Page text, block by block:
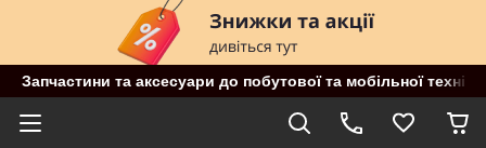
Запчастини та аксесуари до побутової та мобільної